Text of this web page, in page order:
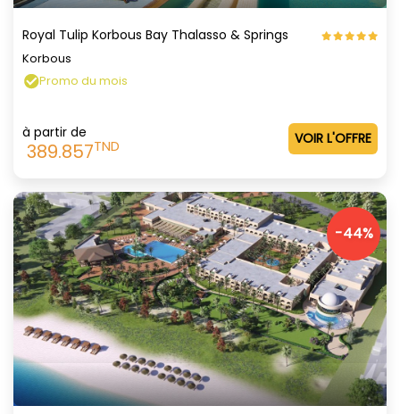
Royal Tulip Korbous Bay Thalasso & Springs
Korbous
Promo du mois
à partir de
389.857TND VOIR L'OFFRE
-44%